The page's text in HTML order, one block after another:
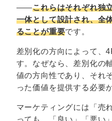
――これらはそれぞれ独
一体として設計され、全
ることが重要です。
差別化の方向によって、
す。なぜなら、差別化の
値の方向性であり、それ
った価値を提供する必要
マーケティングには「売
っても、「良い」「悪い